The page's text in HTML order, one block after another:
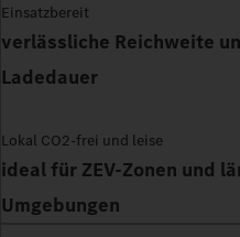
Einsatzbereit
verlässliche Reichweite
Ladedauer
Lokal CO2-frei und leise
ideal für ZEV-Zonen und
Umgebungen